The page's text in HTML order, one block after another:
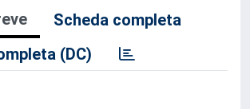
Scheda completa
(DC)